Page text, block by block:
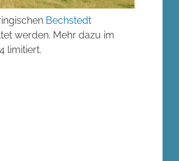
Bechstedt
werden. Mehr dazu im
limitiert.